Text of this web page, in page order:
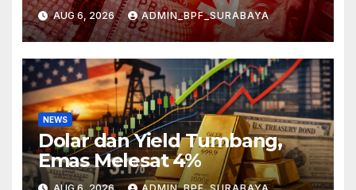
AUG 6, 2026 ADMIN_BPF_SURABAYA
NEWS
Dolar dan Yield Tumbang,
Emas Melesat 4%